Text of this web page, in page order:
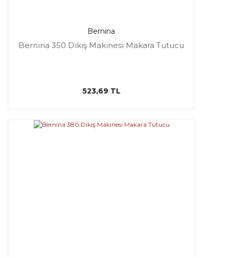
Bernina
Bernina 350 Dikiş Makinesi Makara Tutucu
523,69 TL